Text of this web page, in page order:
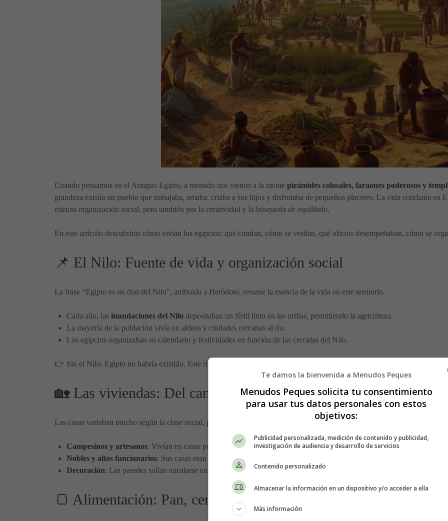
Cuando pensamos en el Antiguo Egipto, a menudo nos vienen a la mente pirámides colosales, faraones poderosos y
grandeza existía un pueblo que trabajaba, amaba, criaba a sus hijos y disfrutaba de pequeños placeres. La vida cotidiana en
estricta organización social, pero también por la creatividad y la búsqueda de equilibrio.
En este artículo descubrirás cómo vivían los egipcios: qué comían, cómo se vestían, qué oficios desempeñaban, cómo se
📌 El Nilo: Fuente de vida y organización social
La frase “Egipto es un don del Nilo”, atribuida a Heródoto, resume la esencia de la vida en este territorio.
Cada año, las inundaciones del Nilo depositaban un fértil limo en las orillas, permitiendo la agricultura.
La mayoría de la población vivía en aldeas y ciudades cercanas al río.
Los egipcios organizaban su calendario y festividades en función de las crecidas del Nilo.
👉 Sin el Nilo, Egipto no habría existido. Este río era el verdadero corazón de la vida cotidiana.
🏡 Las viviendas: Del campesino al noble
Las casas variaban mucho según la clase social, pero casi todas estaban hechas con adobe (ladrillos de barro secados al sol)
Campesinos y artesanos: Vivían en casas pequeñas, de una o dos habitaciones, con techo plano donde se dormía en las
Nobles y altos funcionarios: Sus casas eran más amplias, con jardines, estanques e incluso almacenes.
Decoración: Las paredes solían encalarse en blanco; en hogares acomodados se añadían frescos con motivos de
🍞 Alimentación: Pan, cerveza y algo más
Te damos la bienvenida a Menudos Peques
Menudos Peques solicita tu consentimiento
para usar tus datos personales con estos
objetivos:
Publicidad personalizada, medición de contenido y publicidad,
investigación de audiencia y desarrollo de servicios
Contenido personalizado
Almacenar la información en un dispositivo y/o acceder a ella
Más información